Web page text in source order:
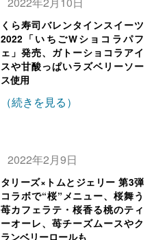
くら寿司バレンタインスイーツ
2022「いちごWショコラパフ
ェ」発売、ガトーショコラアイ
スや甘酸っぱいラズベリーソー
ス使用
（続きを見る）
2022年2月9日
タリーズ×トムとジェリー 第3弾
コラボで“桜”メニュー、桜舞う
苺カフェラテ・桜香る桃のティ
ーオーレ、苺チーズムースやク
ランベリーロールも